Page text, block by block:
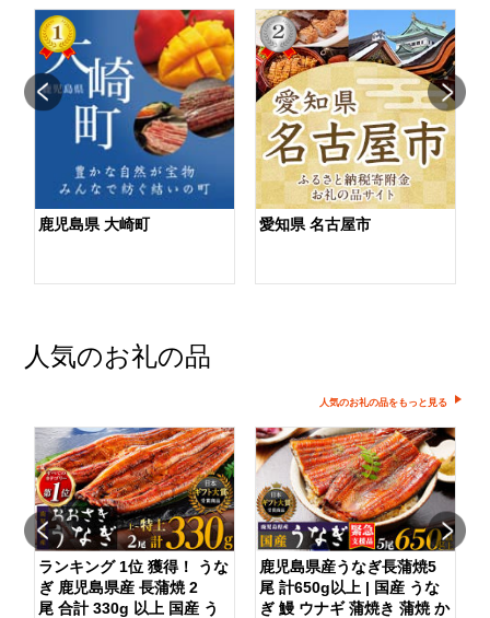
鹿児島県 大崎町 愛知県 名古屋市
人気のお礼の品
人気のお礼の品をもっと見る
ランキング 1位 獲得！ うな
ぎ 鹿児島県産 長蒲焼 2
尾 合計 330g 以上 国産 う
鹿児島県産うなぎ長蒲焼5
尾 計650g以上 | 国産 うな
ぎ 鰻 ウナギ 蒲焼き 蒲焼 か